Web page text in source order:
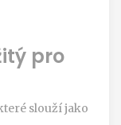
pro
slouží jako